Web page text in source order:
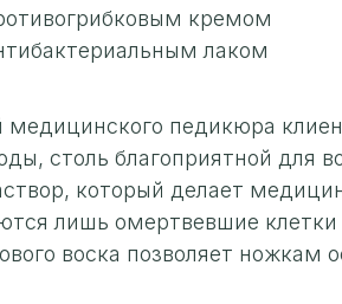
кремом
лаком
медицинского педикюра
столь благоприятной для
который делает
лишь омертвевшие
воска позволяет ножкам